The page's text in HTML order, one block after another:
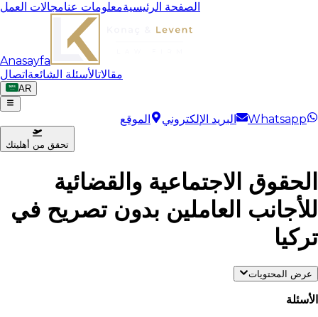
الصفحة الرئيسيةمعلومات عنامجالات العمل
Anasayfa
مقالاتالأسئلة الشائعةاتصال
AR
Whatsapp البريد الإلكتروني الموقع
تحقق من أهليتك
الحقوق الاجتماعية والقضائية
للأجانب العاملين بدون تصريح في
تركيا
عرض المحتويات
الأسئلة